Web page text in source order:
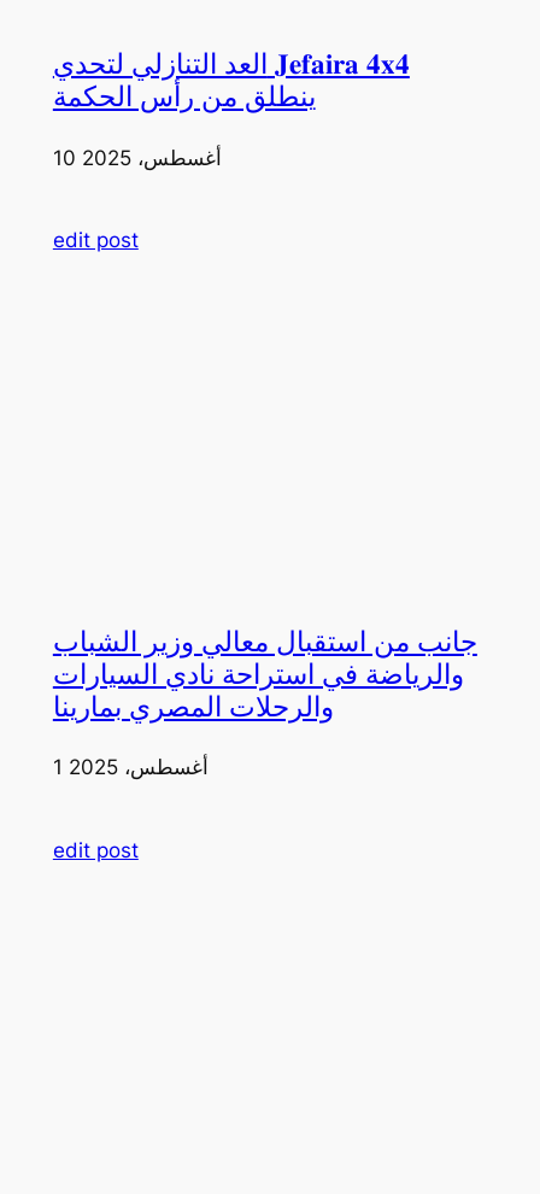
العد التنازلي لتحدي 𝐉𝐞𝐟𝐚𝐢𝐫𝐚 𝟒𝐱𝟒
ينطلق من رأس الحكمة
10 أغسطس، 2025
edit post
جانب من استقبال معالي وزير الشباب
والرياضة في استراحة نادي السيارات
والرحلات المصري بمارينا
1 أغسطس، 2025
edit post